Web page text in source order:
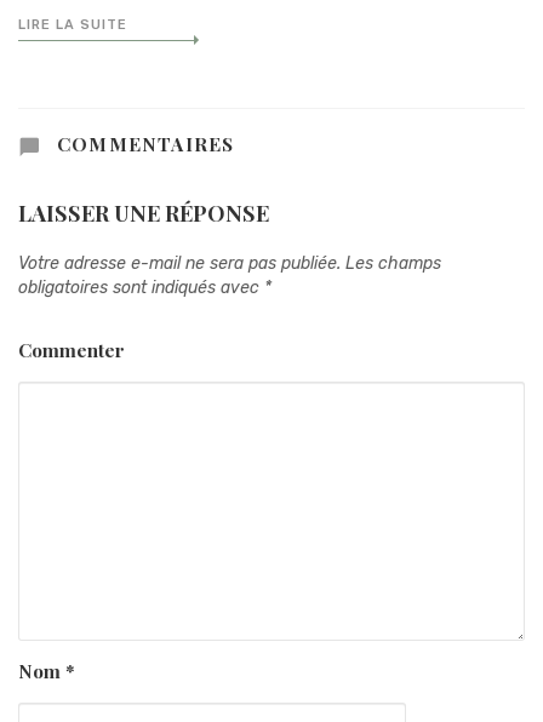
LIRE LA SUITE
COMMENTAIRES
LAISSER UNE RÉPONSE
Votre adresse e-mail ne sera pas publiée. Les champs
obligatoires sont indiqués avec *
Commenter
Nom *